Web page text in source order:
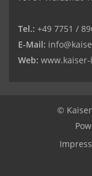
Tel.: +49 7751 /
E-Mail:
Web:
©